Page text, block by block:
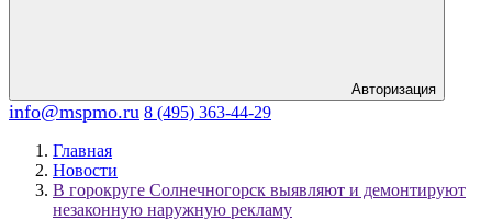
Авторизация
info@mspmo.ru 8 (495) 363-44-29
Главная
Новости
В горокруге Солнечногорск выявляют и демонтируют
незаконную наружную рекламу